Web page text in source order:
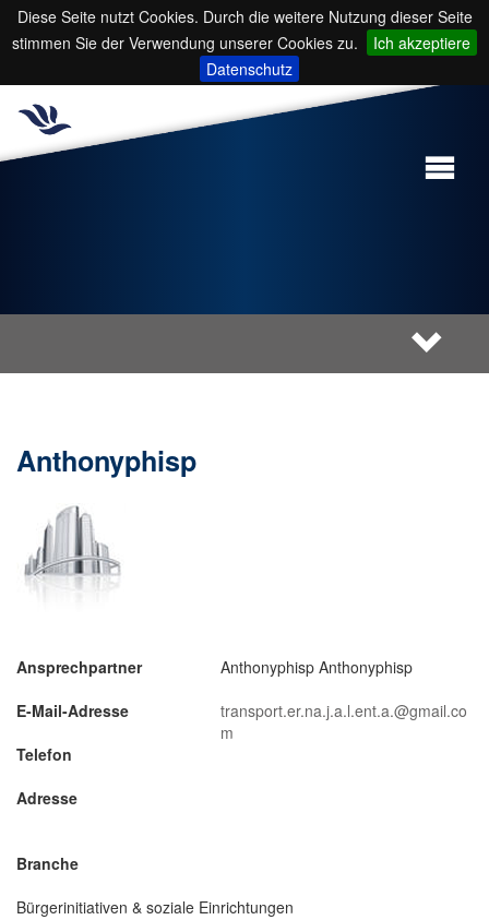
Diese Seite nutzt Cookies. Durch die weitere Nutzung dieser Seite
stimmen Sie der Verwendung unserer Cookies zu.
Ich akzeptiere
Datenschutz
Anthonyphisp
Ansprechpartner
E-Mail-Adresse
Telefon
Adresse
Anthonyphisp Anthonyphisp
transport.er.na.j.a.l.ent.a.@gmail.co
m
Branche
Bürgerinitiativen & soziale Einrichtungen